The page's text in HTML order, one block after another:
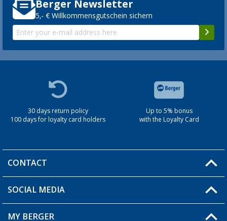
Berger Newsletter
5,- € Willkommensgutschein sichern
30 days return policy
100 days for loyalty card holders
Up to 5% bonus
with the Loyalty Card
CONTACT
You have a question?
SOCIAL MEDIA
MY BERGER